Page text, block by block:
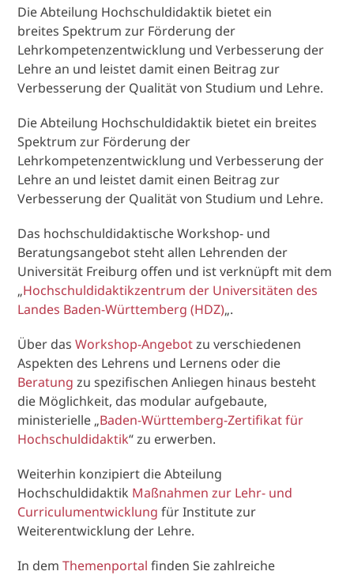
Die Abteilung Hochschuldidaktik bietet ein
breites Spektrum zur Förderung der
Lehrkompetenzentwicklung und Verbesserung der
Lehre an und leistet damit einen Beitrag zur
Verbesserung der Qualität von Studium und Lehre.
Die Abteilung Hochschuldidaktik bietet ein breites
Spektrum zur Förderung der
Lehrkompetenzentwicklung und Verbesserung der
Lehre an und leistet damit einen Beitrag zur
Verbesserung der Qualität von Studium und Lehre.
Das hochschuldidaktische Workshop- und
Beratungsangebot steht allen Lehrenden der
Universität Freiburg offen und ist verknüpft mit dem
„Hochschuldidaktikzentrum der Universitäten des
Landes Baden-Württemberg (HDZ)„.
Über dasWorkshop-Angebotzu verschiedenen
Aspekten des Lehrens und Lernens oder die
Beratungzu spezifischen Anliegen hinaus besteht
die Möglichkeit, das modular aufgebaute,
ministerielle „Baden-Württemberg-Zertifikat für
Hochschuldidaktik“ zu erwerben.
Weiterhin konzipiert die Abteilung
Hochschuldidaktik Maßnahmen zur Lehr- und
Curriculumentwicklungfür Institute zur
Weiterentwicklung der Lehre.
In demThemenportal finden Sie zahlreiche